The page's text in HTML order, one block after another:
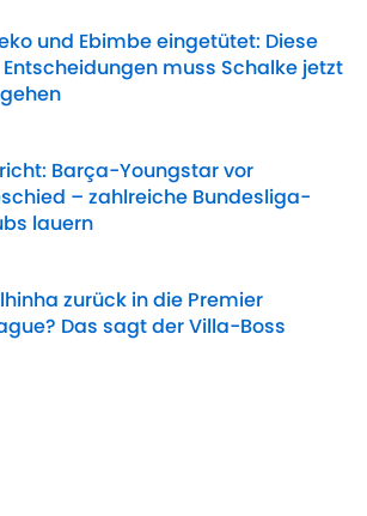
und Ebimbe eingetütet: Diese
Entscheidungen muss Schalke jetzt
by on Invalid Date
Barça-Youngstar vor
– zahlreiche Bundesliga-
lauern
zurück in die Premier
Das sagt der Villa-Boss
by on Invalid Date